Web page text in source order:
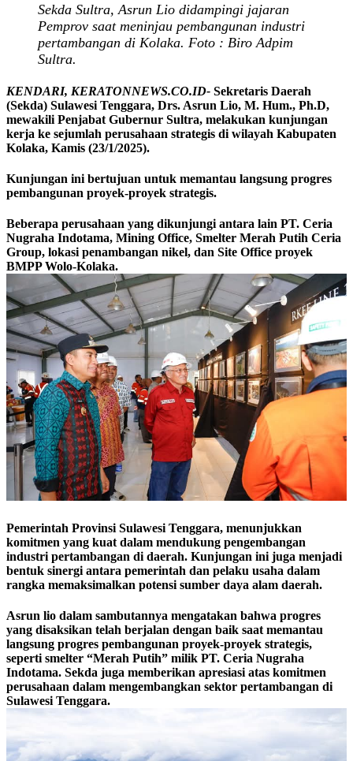
Sekda Sultra, Asrun Lio didampingi jajaran
Pemprov saat meninjau pembangunan industri
pertambangan di Kolaka. Foto : Biro Adpim
Sultra.
KENDARI, KERATONNEWS.CO.ID- Sekretaris Daerah
(Sekda) Sulawesi Tenggara, Drs. Asrun Lio, M. Hum., Ph.D,
mewakili Penjabat Gubernur Sultra, melakukan kunjungan
kerja ke sejumlah perusahaan strategis di wilayah Kabupaten
Kolaka, Kamis (23/1/2025).
Kunjungan ini bertujuan untuk memantau langsung progres
pembangunan proyek-proyek strategis.
Beberapa perusahaan yang dikunjungi antara lain PT. Ceria
Nugraha Indotama, Mining Office, Smelter Merah Putih Ceria
Group, lokasi penambangan nikel, dan Site Office proyek
BMPP Wolo-Kolaka.
Pemerintah Provinsi Sulawesi Tenggara, menunjukkan
komitmen yang kuat dalam mendukung pengembangan
industri pertambangan di daerah. Kunjungan ini juga menjadi
bentuk sinergi antara pemerintah dan pelaku usaha dalam
rangka memaksimalkan potensi sumber daya alam daerah.
Asrun lio dalam sambutannya mengatakan bahwa progres
yang disaksikan telah berjalan dengan baik saat memantau
langsung progres pembangunan proyek-proyek strategis,
seperti smelter “Merah Putih” milik PT. Ceria Nugraha
Indotama. Sekda juga memberikan apresiasi atas komitmen
perusahaan dalam mengembangkan sektor pertambangan di
Sulawesi Tenggara.